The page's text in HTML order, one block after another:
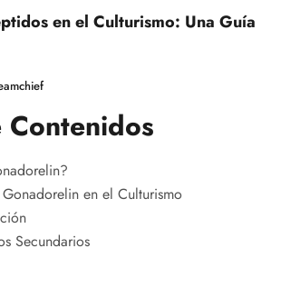
en el Culturismo: Una Guía
en el Culturismo
Secundarios